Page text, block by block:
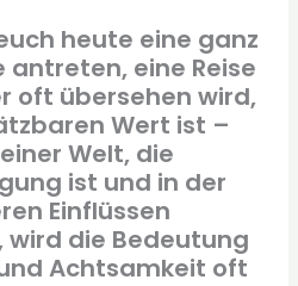
heute eine ganz
antreten, eine Reise
oft übersehen wird,
Wert ist –
Welt, die
ist und in der
Einflüssen
die Bedeutung
Achtsamkeit oft